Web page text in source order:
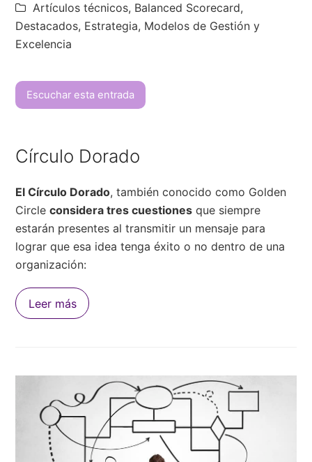
Artículos técnicos, Balanced Scorecard,
Destacados, Estrategia, Modelos de Gestión y
Excelencia
Escuchar esta entrada
Círculo Dorado
El Círculo Dorado, también conocido como Golden
Circleconsidera tres cuestiones que siempre
estarán presentes al transmitir un mensaje para
lograr que esa idea tenga éxito o no dentro de una
organización:
Leer más